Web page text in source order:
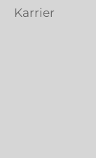
Karrier